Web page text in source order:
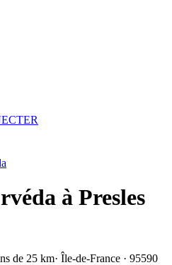
à Presles
de 25 km· Île-de-France · 95590